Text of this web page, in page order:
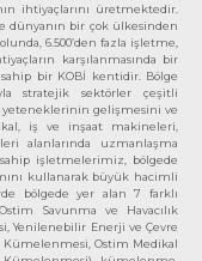
ihtiyaçlarını üretmektedir.
dünyanın bir çok ülkesinden
6.500’den fazla işletme,
karşılanmasında bir
bir KOBİ kentidir. Bölge
stratejik sektörler çeşitli
yeteneklerinin gelişmesini ve
iş ve inşaat makineleri,
alanlarında uzmanlaşma
işletmelerimiz, bölgede
kullanarak büyük hacimli
bölgede yer alan 7 farklı
Savunma ve Havacılık
Yenilenebilir Enerji ve Çevre
Ostim Medikal